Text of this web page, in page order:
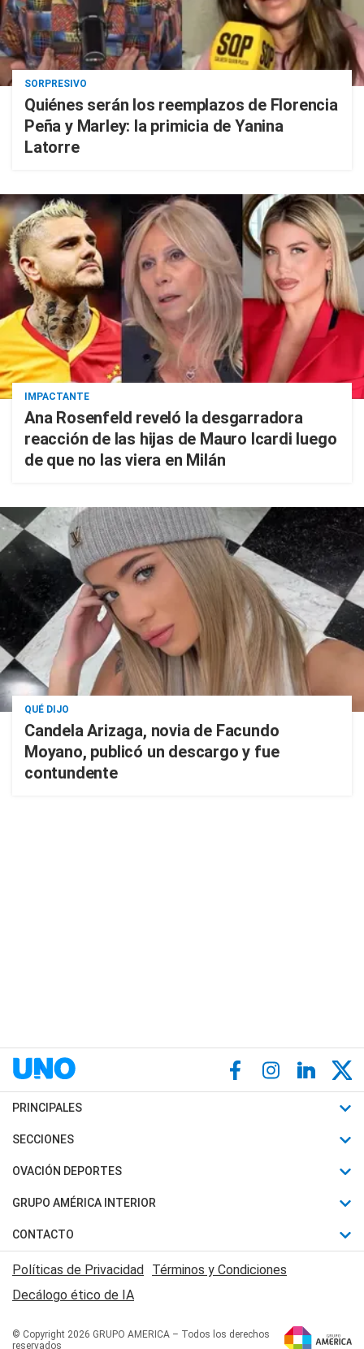
SORPRESIVO
Quiénes serán los reemplazos de Florencia
Peña y Marley: la primicia de Yanina
Latorre
IMPACTANTE
Ana Rosenfeld reveló la desgarradora
reacción de las hijas de Mauro Icardi luego
de que no las viera en Milán
QUÉ DIJO
Candela Arizaga, novia de Facundo
Moyano, publicó un descargo y fue
contundente
PRINCIPALES
Últimas Noticias
Política
Judiciales
Economia
SECCIONES
Horóscopo
Motores
Trucos caseros
Series y Películas
Edictos y Solicitadas
OVACIÓN DEPORTES
Fútbol
Mundial
Automovilismo
Rugby
Básquet
GRUPO AMÉRICA INTERIOR
Canal 7 en Vivo
San Juan 8
CONTACTO
Acerca de Nosotros
Contactanos
Políticas de Privacidad Términos y Condiciones
Decálogo ético de IA
© Copyright 2026 GRUPO AMERICA – Todos los derechos
reservados